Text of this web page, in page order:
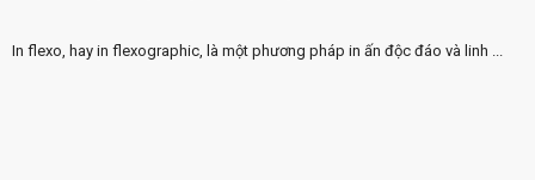
In flexo, hay in flexographic, là một phương pháp in ấn độc đáo và linh ...